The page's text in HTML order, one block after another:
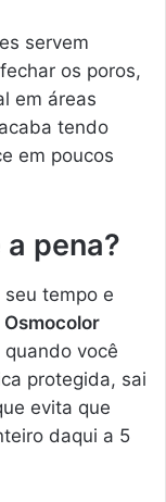
servem
os poros,
em áreas
tendo
em poucos
pena?
tempo e
Osmocolor
você
protegida, sai
evita que
daqui a 5